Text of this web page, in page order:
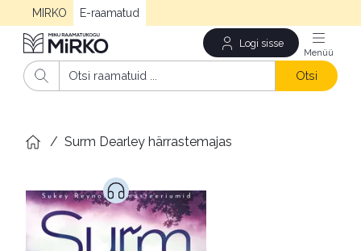
MIRKO E-raamatud
Logi sisse
Otsi
/ Surm Dearley härrastemajas